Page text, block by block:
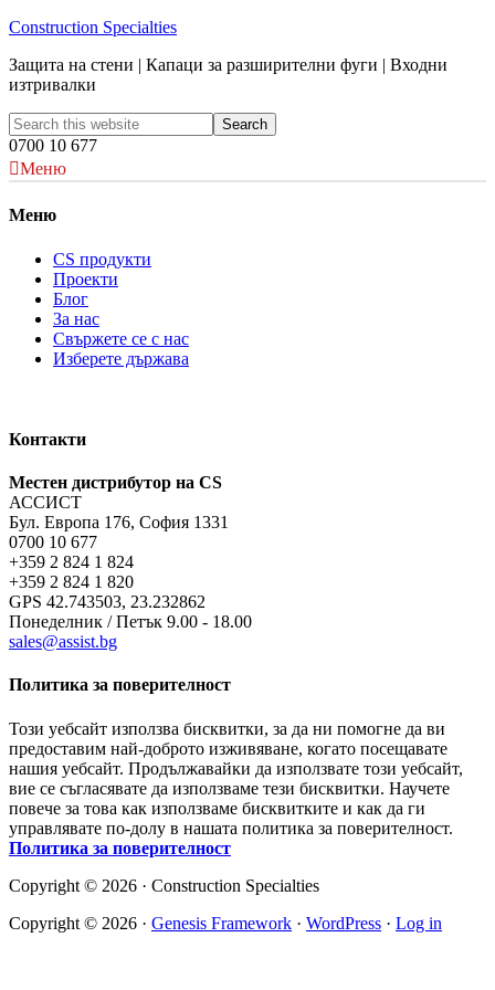
Construction Specialties
Защита на стени | Капаци за разширителни фуги | Входни
изтривалки
0700 10 677
Меню
Меню
CS продукти
Проекти
Блог
За нас
Свържете се с нас
Изберете държава
Контакти
Местен дистрибутор на CS
АССИСТ
Бул. Европа 176, София 1331
0700 10 677
+359 2 824 1 824
+359 2 824 1 820
GPS 42.743503, 23.232862
Понеделник / Петък 9.00 - 18.00
sales@assist.bg
Политика за поверителност
Този уебсайт използва бисквитки, за да ни помогне да ви
предоставим най-доброто изживяване, когато посещавате
нашия уебсайт. Продължавайки да използвате този уебсайт,
вие се съгласявате да използваме тези бисквитки. Научете
повече за това как използваме бисквитките и как да ги
управлявате по-долу в нашата политика за поверителност.
Политика за поверителност
Copyright © 2026 · Construction Specialties
Copyright © 2026 · Genesis Framework · WordPress · Log in